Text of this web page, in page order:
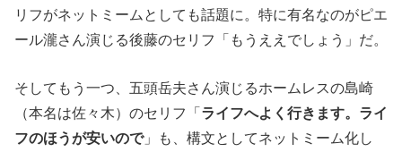
リフがネットミームとしても話題に。特に有名なのがピエ
ール瀧さん演じる後藤のセリフ「もうええでしょう」だ。
そしてもう一つ、五頭岳夫さん演じるホームレスの島崎
（本名は佐々木）のセリフ「ライフへよく行きます。ライ
フのほうが安いので」も、構文としてネットミーム化し